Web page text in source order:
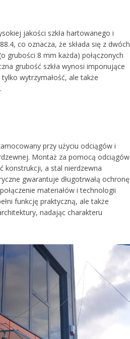
jakości szkła hartowanego i
co oznacza, że składa się z dwóch
grubości 8 mm każda) połączonych
grubość szkła wynosi imponujące
wytrzymałość, ale także
przy użyciu odciągów i
Montaż za pomocą odciągów
konstrukcji, a stal nierdzewna
gwarantuje długotrwałą ochronę
materiałów i technologii
funkcję praktyczną, ale także
nadając charakteru